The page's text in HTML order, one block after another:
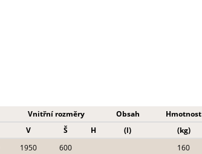
Vnitřní rozměry Obsah Hmotnost
V Š H (l) (kg)
1950 600
160